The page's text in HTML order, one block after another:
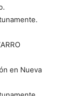
en Nueva